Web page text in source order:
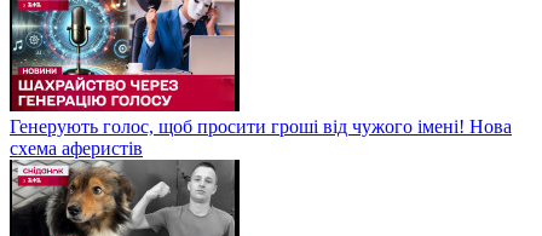
Генерують голос, щоб просити гроші від чужого імені! Нова
схема аферистів